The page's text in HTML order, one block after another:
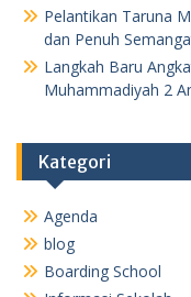
Pelantikan Taruna
dan Penuh
Langkah Baru
Muhammadiyah 2
Kategori
Agenda
blog
Boarding School